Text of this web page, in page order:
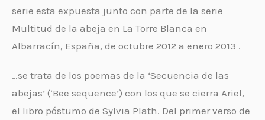
serie esta expuesta junto con parte de la serie
Multitud de la abeja en La Torre Blanca en
Albarracín, España, de octubre 2012 a enero 2013 .
…se trata de los poemas de la ‘Secuencia de las
abejas’ (‘Bee sequence’) con los que se cierra Ariel,
el libro póstumo de Sylvia Plath. Del primer verso de